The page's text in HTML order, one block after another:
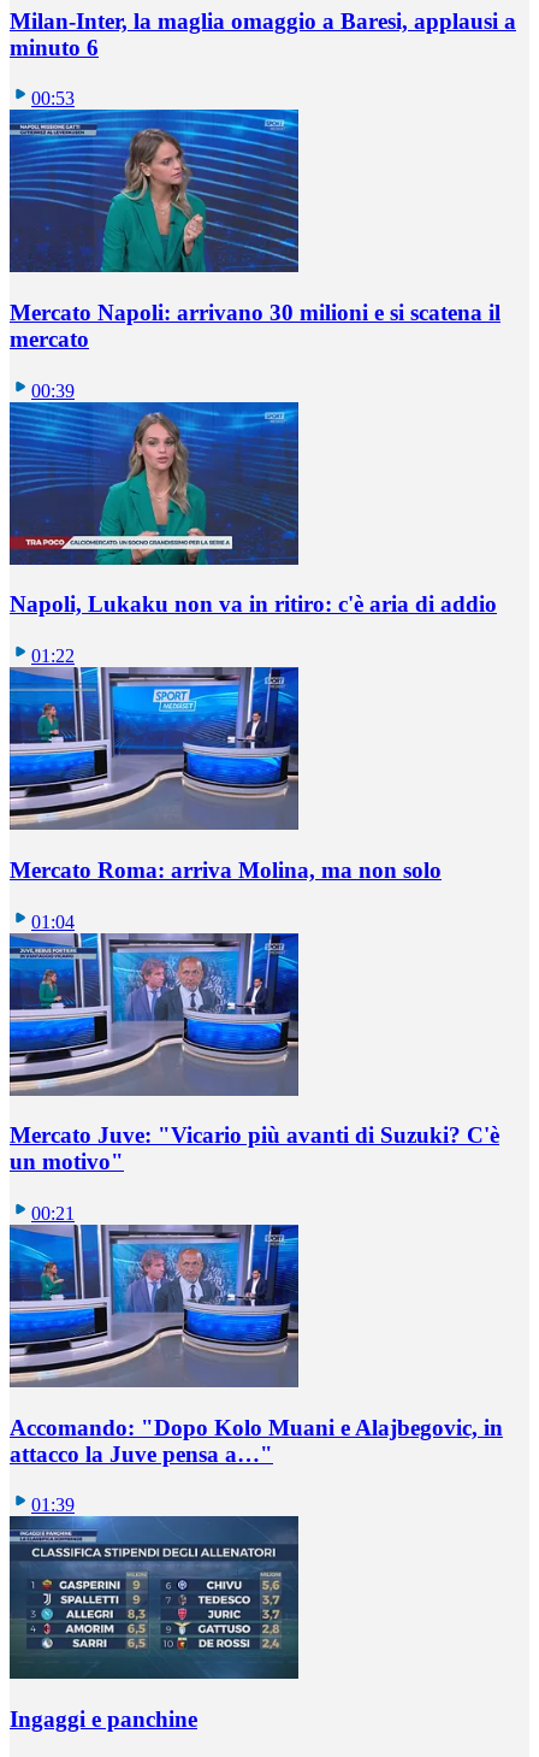
Milan-Inter, la maglia omaggio a Baresi, applausi a
minuto 6
00:53
Mercato Napoli: arrivano 30 milioni e si scatena il
mercato
00:39
Napoli, Lukaku non va in ritiro: c'è aria di addio
01:22
Mercato Roma: arriva Molina, ma non solo
01:04
Mercato Juve: "Vicario più avanti di Suzuki? C'è
un motivo"
00:21
Accomando: "Dopo Kolo Muani e Alajbegovic, in
attacco la Juve pensa a…"
01:39
Ingaggi e panchine